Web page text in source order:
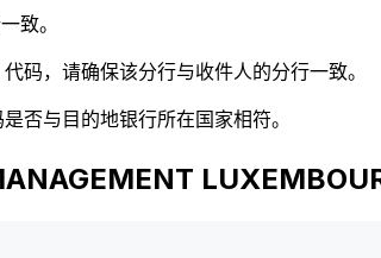
致。
码，请确保该分行与收件人的分行一致。
否与目的地银行所在国家相符。